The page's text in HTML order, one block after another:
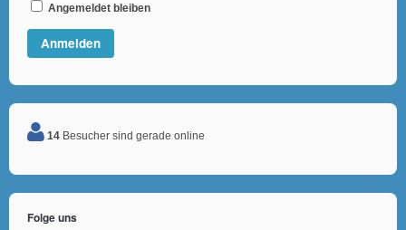
Angemeldet bleiben
14 Besucher sind gerade online
Folge uns